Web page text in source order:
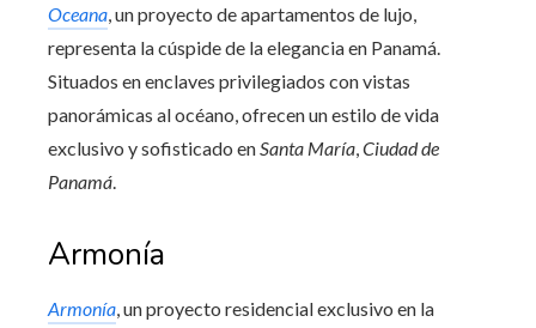
Oceana , un proyecto de apartamentos de lujo,
representa la cúspide de la elegancia en Panamá.
Situados en enclaves privilegiados con vistas
panorámicas al océano, ofrecen un estilo de vida
exclusivo y sofisticado en Santa María Ciudad de
Panamá
Armonía
Armonía , un proyecto residencial exclusivo en la